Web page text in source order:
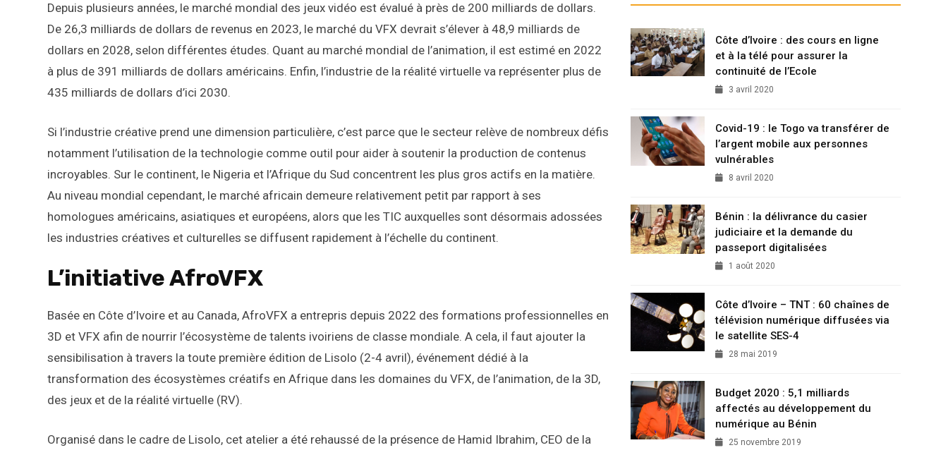
Depuis plusieurs années, le marché mondial des jeux vidéo est évalué à près de 200 milliards de dollars.
De 26,3 milliards de dollars de revenus en 2023, le marché du VFX devrait s’élever à 48,9 milliards de
dollars en 2028, selon différentes études. Quant au marché mondial de l’animation, il est estimé en 2022
à plus de 391 milliards de dollars américains. Enfin, l’industrie de la réalité virtuelle va représenter plus de
435 milliards de dollars d’ici 2030.
Si l’industrie créative prend une dimension particulière, c’est parce que le secteur relève de nombreux défis
notamment l’utilisation de la technologie comme outil pour aider à soutenir la production de contenus
incroyables. Sur le continent, le Nigeria et l’Afrique du Sud concentrent les plus gros actifs en la matière.
Au niveau mondial cependant, le marché africain demeure relativement petit par rapport à ses
homologues américains, asiatiques et européens, alors que les TIC auxquelles sont désormais adossées
les industries créatives et culturelles se diffusent rapidement à l’échelle du continent.
L’initiative AfroVFX
Basée en Côte d’Ivoire et au Canada, AfroVFX a entrepris depuis 2022 des formations professionnelles en
3D et VFX afin de nourrir l’écosystème de talents ivoiriens de classe mondiale. A cela, il faut ajouter la
sensibilisation à travers la toute première édition de Lisolo (2-4 avril), événement dédié à la
transformation des écosystèmes créatifs en Afrique dans les domaines du VFX, de l’animation, de la 3D,
des jeux et de la réalité virtuelle (RV).
Organisé dans le cadre de Lisolo, cet atelier a été rehaussé de la présence de Hamid Ibrahim, CEO de la
Côte d’Ivoire : des cours en ligne
et à la télé pour assurer la
continuité de l’Ecole
3 avril 2020
Covid-19 : le Togo va transférer de
l’argent mobile aux personnes
vulnérables
8 avril 2020
Bénin : la délivrance du casier
judiciaire et la demande du
passeport digitalisées
1 août 2020
Côte d’Ivoire – TNT : 60 chaînes de
télévision numérique diffusées via
le satellite SES-4
28 mai 2019
Budget 2020 : 5,1 milliards
affectés au développement du
numérique au Bénin
25 novembre 2019